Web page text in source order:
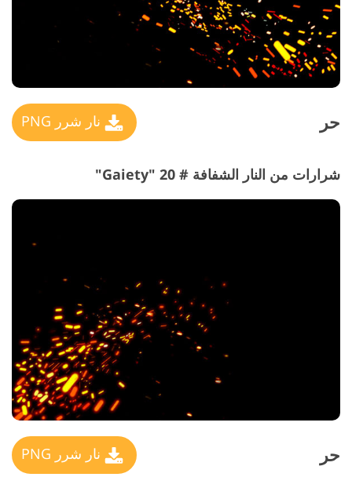
حر نار شرر PNG
شرارات من النار الشفافة # 20 "Gaiety"
حر نار شرر PNG